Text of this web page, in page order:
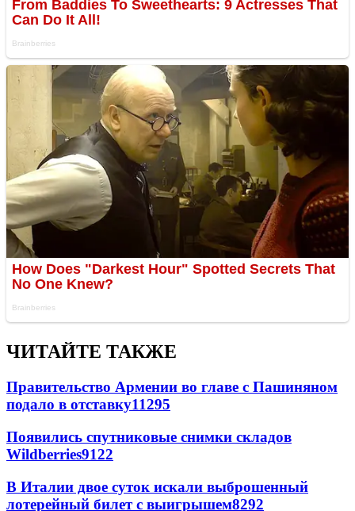
ЧИТАЙТЕ ТАКЖЕ
Правительство Армении во главе с Пашиняном
подало в отставку11295
Появились спутниковые снимки складов
Wildberries9122
В Италии двое суток искали выброшенный
лотерейный билет с выигрышем8292